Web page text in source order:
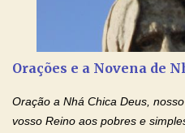
Tuas Mãos, que suportaram a
pregadas na Cruz, reergam-me
amo. Nós precisamos
espiritual, através do toque
ensanguentadas e infinitamente
Orações e a Novena de
Oração a Nhá Chica Deus,
vosso Reino aos pobres e